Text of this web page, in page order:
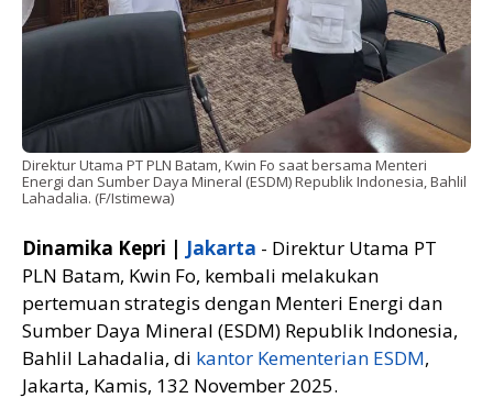
Direktur Utama PT PLN Batam, Kwin Fo saat bersama Menteri
Energi dan Sumber Daya Mineral (ESDM) Republik Indonesia, Bahlil
Lahadalia. (F/Istimewa)
Dinamika Kepri | Jakarta - Direktur Utama PT
PLN Batam, Kwin Fo, kembali melakukan
pertemuan strategis dengan Menteri Energi dan
Sumber Daya Mineral (ESDM) Republik Indonesia,
Bahlil Lahadalia, di kantor Kementerian ESDM,
Jakarta, Kamis, 132 November 2025.